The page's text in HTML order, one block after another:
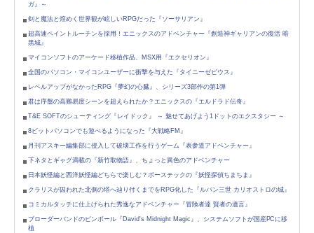
ガ』～
剣と魔法と煌めく世界観が眩しいRPGだった『ソーサリアン』
超高速ペイントルーチンを採用！エニックスのアドベンチャー『創造神ギャリアンの復活 暗
黒城』
マイコンソフトのアーケード移植作品、MSX用『エクセリオン』
全国のパソコン・マイコンユーザーに衝撃を与えた『タイニーゼビウス』
レベルアップがなかったRPG『夢幻の心臓』、シリーズ3部作の第1弾
君は序盤の高難易度シーンを超えられたか？エニックスの『エルドラド伝奇』
T&E SOFTのシューティング『レイドック』 ～ 魅せてあげよう1ドットのエクスタシー ～
8ビットパソコンでも遊べるようになった『大戦略FM』
月刊アスキー編集部に侵入して破壊工作を行うゲーム『表参道アドベンチャー』
下ネタとギャグ満載の『新竹取物語』、ちょっと異色のアドベンチャー
日本妖怪編と西洋妖怪編どちらで楽しむ？ボーステックの『妖怪探偵ちまちま』
クラリスが囚われた北側の塔へ辿り付くまでをRPG化した『ルパン三世 カリオストロの城』
コミカルタッチに仕上げられた秀逸なアドベンチャー『冒険者達 賢者の遺言』
ブローダーバンドのピンボール『David's Midnight Magic』、システムソフトが国産PCに移
植